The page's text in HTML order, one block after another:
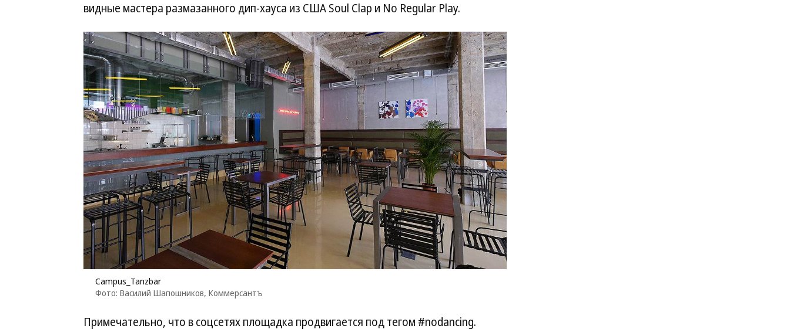
видные мастера размазанного дип-хауса из США Soul Clap и No Regular Play.
Campus_Tanzbar
Фото: Василий Шапошников, Коммерсантъ
Примечательно, что в соцсетях площадка продвигается под тегом #nodancing.